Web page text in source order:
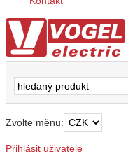
Zvolte měnu:
Přihlásit uživatele